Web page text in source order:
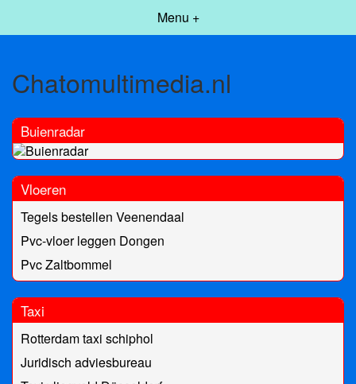
Menu +
Chatomultimedia.nl
Buienradar
Vloeren
Tegels bestellen Veenendaal
Pvc-vloer leggen Dongen
Pvc Zaltbommel
Taxi
Rotterdam taxi schiphol
Juridisch adviesbureau